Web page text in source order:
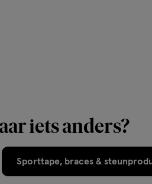
iets anders?
Sporttape, braces &